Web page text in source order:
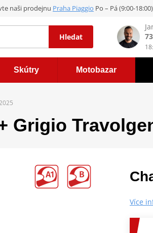
naši prodejnu Praha Piaggio Po – Pá (9:00-18:00)
Hledat
Skútry Motobazar
Grigio
Více